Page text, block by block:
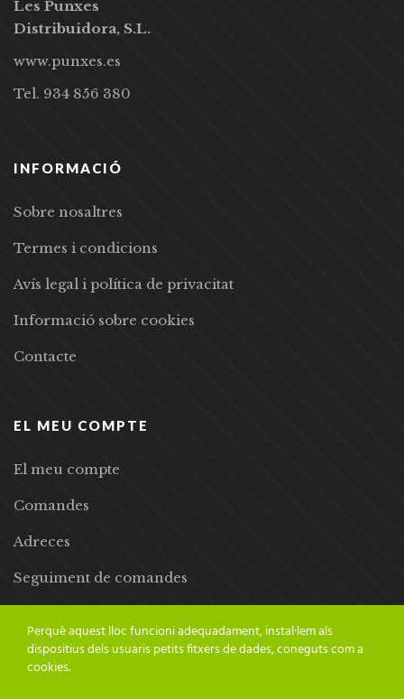
Les Punxes
Distribuidora, S.L.
www.punxes.es
Tel. 934 856 380
INFORMACIÓ
Sobre nosaltres
Termes i condicions
Avís legal i política de privacitat
Informació sobre cookies
Contacte
EL MEU COMPTE
El meu compte
Comandes
Adreces
Seguiment de comandes
Perquè aquest lloc funcioni adequadament, instal·lem als
dispositius dels usuaris petits fitxers de dades, coneguts com a
cookies.